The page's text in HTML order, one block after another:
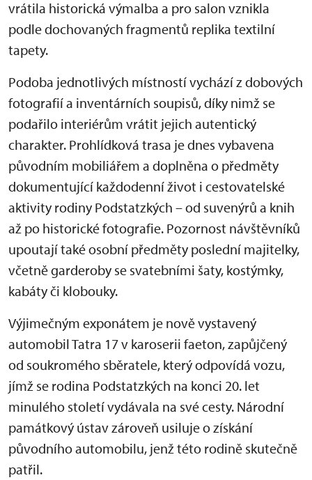
vrátila historická výmalba a pro salon vznikla
podle dochovaných fragmentů replika textilní
tapety.
Podoba jednotlivých místností vychází z dobových
fotografií a inventárních soupisů, díky nimž se
podařilo interiérům vrátit jejich autentický
charakter. Prohlídková trasa je dnes vybavena
původním mobiliářem a doplněna o předměty
dokumentující každodenní život i cestovatelské
aktivity rodiny Podstatzkých – od suvenýrů a knih
až po historické fotografie. Pozornost návštěvníků
upoutají také osobní předměty poslední majitelky,
včetně garderoby se svatebními šaty, kostýmky,
kabáty či klobouky.
Výjimečným exponátem je nově vystavený
automobil Tatra 17 v karoserii faeton, zapůjčený
od soukromého sběratele, který odpovídá vozu,
jímž se rodina Podstatzkých na konci 20. let
minulého století vydávala na své cesty. Národní
památkový ústav zároveň usiluje o získání
původního automobilu, jenž této rodině skutečně
patřil.